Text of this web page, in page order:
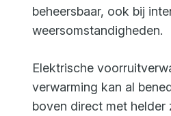
beheersbaar, ook bij
weersomstandigheden.
Elektrische
verwarming kan al
boven direct met